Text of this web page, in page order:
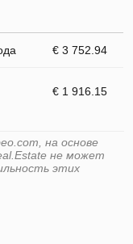
€ 3 752.94
€ 1 916.15
на основе
не может
этих